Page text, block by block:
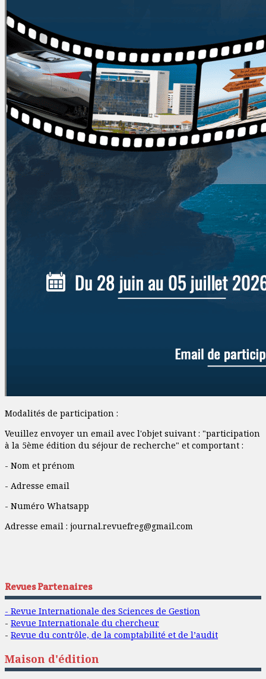
Modalités de participation :
Veuillez envoyer un email avec l'objet suivant : "participation
à la 5ème édition du séjour de recherche" et comportant :
- Nom et prénom
- Adresse email
- Numéro Whatsapp
Adresse email : journal.revuefreg@gmail.com
Revues Partenaires
- Revue Internationale des Sciences de Gestion
- Revue Internationale du chercheur
- Revue du contrôle, de la comptabilité et de l’audit
Maison d'édition